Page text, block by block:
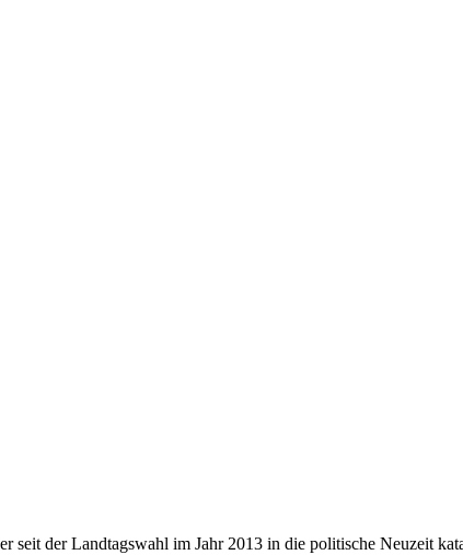
der Landtagswahl im Jahr 2013 in die politische Neuzeit